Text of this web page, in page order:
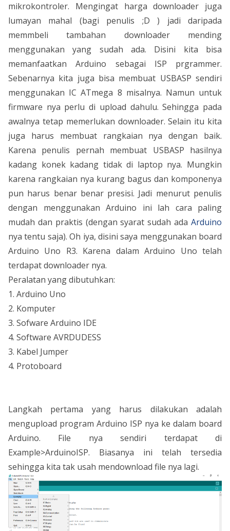
mikrokontroler. Mengingat harga downloader juga
lumayan mahal (bagi penulis ;D ) jadi daripada
memmbeli tambahan downloader mending
menggunakan yang sudah ada. Disini kita bisa
memanfaatkan Arduino sebagai ISP prgrammer.
Sebenarnya kita juga bisa membuat USBASP sendiri
menggunakan IC ATmega 8 misalnya. Namun untuk
firmware nya perlu di upload dahulu. Sehingga pada
awalnya tetap memerlukan downloader. Selain itu kita
juga harus membuat rangkaian nya dengan baik.
Karena penulis pernah membuat USBASP hasilnya
kadang konek kadang tidak di laptop nya. Mungkin
karena rangkaian nya kurang bagus dan komponenya
pun harus benar benar presisi. Jadi menurut penulis
dengan menggunakan Arduino ini lah cara paling
mudah dan praktis (dengan syarat sudah ada Arduino
nya tentu saja). Oh iya, disini saya menggunakan board
Arduino Uno R3. Karena dalam Arduino Uno telah
terdapat downloader nya.
Peralatan yang dibutuhkan:
1. Arduino Uno
2. Komputer
3. Sofware Arduino IDE
4. Software AVRDUDESS
3. Kabel Jumper
4. Protoboard
Langkah pertama yang harus dilakukan adalah
mengupload program Arduino ISP nya ke dalam board
Arduino. File nya sendiri terdapat di
Example>ArduinoISP. Biasanya ini telah tersedia
sehingga kita tak usah mendownload file nya lagi.